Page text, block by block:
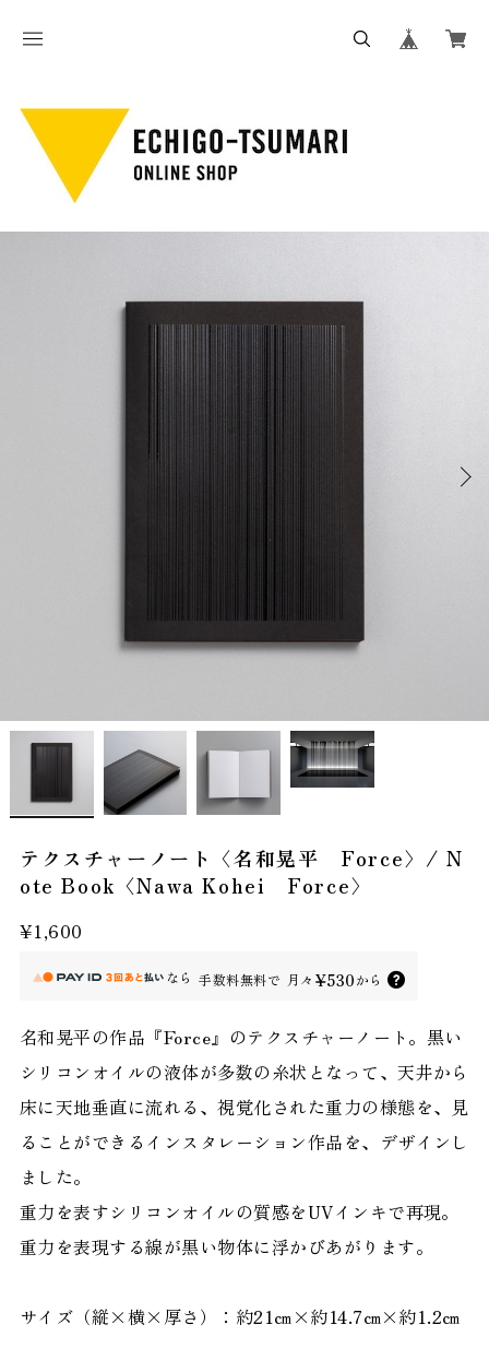
テクスチャーノート〈名和晃平 Force〉/ N
ote Book〈Nawa Kohei Force〉
¥1,600
なら 手数料無料で 月々 ¥530から
名和晃平の作品『Force』のテクスチャーノート。黒い
シリコンオイルの液体が多数の糸状となって、天井から
床に天地垂直に流れる、視覚化された重力の様態を、見
ることができるインスタレーション作品を、デザインし
ました。
重力を表すシリコンオイルの質感をUVインキで再現。
重力を表現する線が黒い物体に浮かびあがります。
サイズ（縦×横×厚さ）：約21㎝×約14.7㎝×約1.2㎝